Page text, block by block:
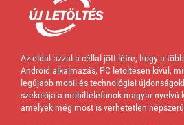
Az oldal azzal a céllal jött létre, hogy a
Android alkalmazás, PC letöltésen kívül,
legújabb mobil és technológiai
szekciója a mobiltelefonok magyar nyelvű
amelyek még most is verhetetlen